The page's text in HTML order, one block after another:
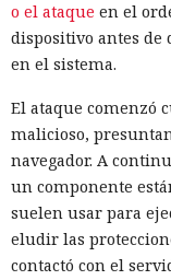
o el ataque en el
dispositivo antes de
en el sistema.
El ataque comenzó
malicioso,
navegador. A
un componente
suelen usar para
eludir las
contactó con el